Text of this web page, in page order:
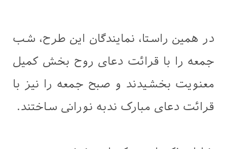
در همین راستا، نمایندگان این طرح، شب
جمعه را با قرائت دعای روح بخش کمیل
معنویت بخشیدند و صبح جمعه را نیز با
قرائت دعای مبارک ندبه نورانی ساختند.